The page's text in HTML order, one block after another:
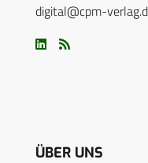
digital@cpm-
ÜBER UNS